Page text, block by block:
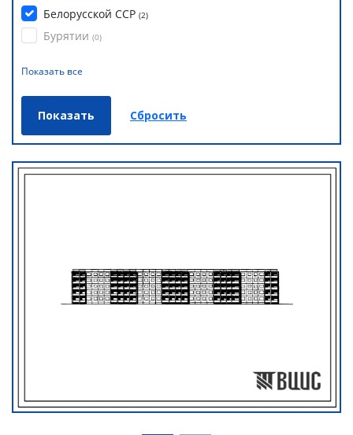
Белорусской ССР (2)
Бурятии (0)
Показать все